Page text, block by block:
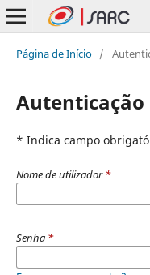
Página de Início /
Autenticação
* Indica campo
Nome de utilizador*
Senha *